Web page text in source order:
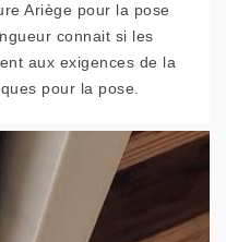
Ariège pour la pose
connait si les
aux exigences de la
pour la pose.